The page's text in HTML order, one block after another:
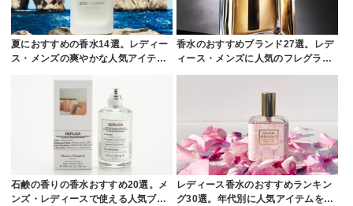
夏におすすめの香水14選。レディー
ス・メンズの爽やかな人気アイテ…
香水のおすすめブランド27選。レデ
ィース・メンズに人気のフレグラ…
石鹸の香りの香水おすすめ20選。メ
ンズ・レディースで使える人気ブ…
レディース香水のおすすめランキン
グ30選。年代別に人気アイテムを…